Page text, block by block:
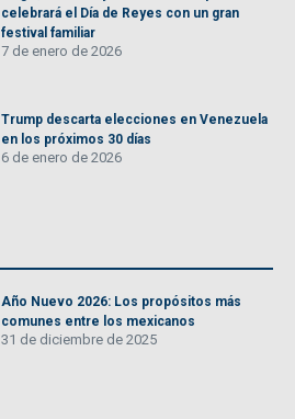
celebrará el Día de Reyes con un gran
festival familiar
7 de enero de 2026
Trump descarta elecciones en Venezuela
en los próximos 30 días
6 de enero de 2026
Año Nuevo 2026: Los propósitos más
comunes entre los mexicanos
31 de diciembre de 2025